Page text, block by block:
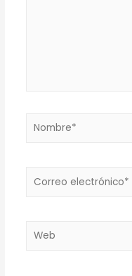
Nombre*
Correo
Web